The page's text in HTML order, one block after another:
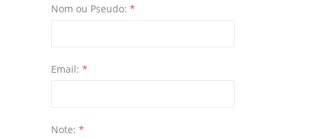
Nom ou Pseudo: *
Email: *
Note: *